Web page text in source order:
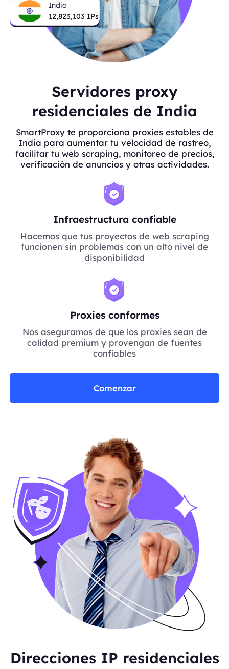
India
12,823,103 IPs
Servidores proxy
residenciales de India
SmartProxy te proporciona proxies estables de
India para aumentar tu velocidad de rastreo,
facilitar tu web scraping, monitoreo de precios,
verificación de anuncios y otras actividades.
Infraestructura confiable
Hacemos que tus proyectos de web scraping
funcionen sin problemas con un alto nivel de
disponibilidad
Proxies conformes
Nos aseguramos de que los proxies sean de
calidad premium y provengan de fuentes
confiables
Comenzar
Direcciones IP residenciales